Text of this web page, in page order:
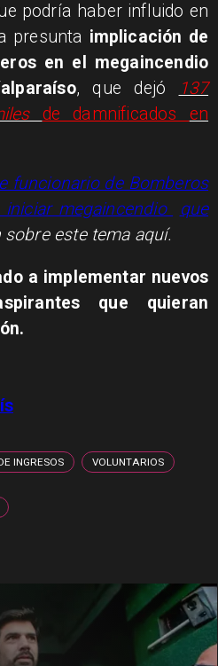
podría haber influido en
presunta implicación de
en el megaincendio
, que dejó
137
de damnificados en
funcionario de Bomberos
iniciar megaincendio
que
este tema aquí.
a implementar nuevos
que quieran
INGRESOS VOLUNTARIOS